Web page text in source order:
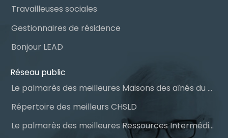
Travailleuses sociales
Gestionnaires de résidence
Bonjour LEAD
Réseau public
Le palmarès des meilleures Maisons des aînés du Québec
Répertoire des meilleurs CHSLD
Le palmarès des meilleures Ressources Intermédiaires (RI)